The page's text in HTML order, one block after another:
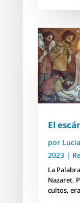
El
por
2023|
La
Nazaret.
cultos,